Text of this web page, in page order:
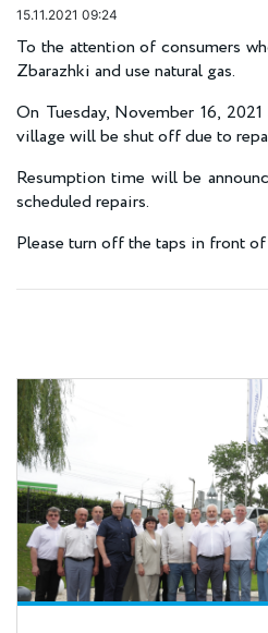
15.11.2021 09:24
To the attention of consumers
Zbarazhki and use natural gas.
On Tuesday, November 16,
village will be shut off due to
Resumption time will be
scheduled repairs.
Please turn off the taps in front